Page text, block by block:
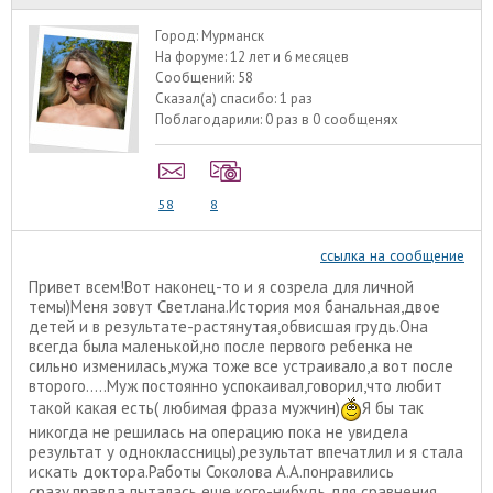
Город: Мурманск
На форуме:12 лет и 6 месяцев
Сообщений: 58
Сказал(а) спасибо:1 раз
Поблагодарили: 0 раз в 0 сообщенях
58 8
ссылка на сообщение
Привет всем!Вот наконец-то и я созрела для личной
темы)Меня зовут Светлана.История моя банальная,двое
детей и в результате-растянутая,обвисшая грудь.Она
всегда была маленькой,но после первого ребенка не
сильно изменилась,мужа тоже все устраивало,а вот после
второго.....Муж постоянно успокаивал,говорил,что любит
такой какая есть( любимая фраза мужчин)
Я бы так
никогда не решилась на операцию пока не увидела
результат у одноклассницы),результат впечатлил и я стала
искать доктора.Работы Соколова А.А.понравились